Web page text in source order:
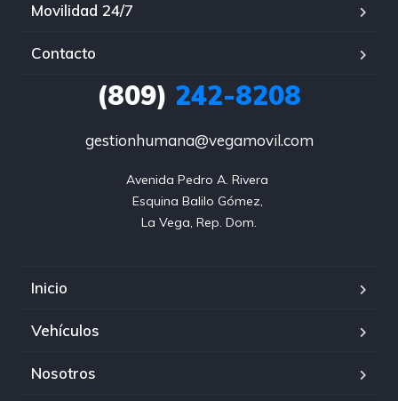
Movilidad 24/7
Contacto
(809) 242-8208
gestionhumana@vegamovil.com
Avenida Pedro A. Rivera
Esquina Balilo Gómez,
La Vega, Rep. Dom.
Inicio
Vehículos
Nosotros